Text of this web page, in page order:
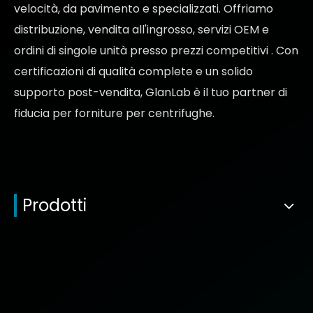
velocità, da pavimento e specializzati. Offriamo
distribuzione, vendita all'ingrosso, servizi OEM e
ordini di singole unità presso prezzi competitivi. Con
certificazioni di qualità complete e un solido
supporto post-vendita, GlanLab è il tuo partner di
fiducia per forniture per centrifughe.
Prodotti